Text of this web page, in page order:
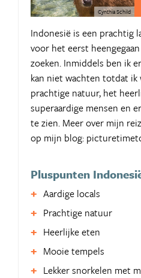
Cynthia Schild
Indonesië is een prachtig
voor het eerst
zoeken. Inmiddels ben ik
kan niet wachten totdat ik
prachtige natuur, het
superaardige mensen en
te zien. Meer over mijn
op mijn blog:
Pluspunten
Aardige locals
Prachtige natuur
Heerlijke eten
Mooie tempels
Lekker snorkelen met